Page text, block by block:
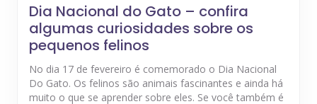
Dia Nacional do Gato – confira
algumas curiosidades sobre os
pequenos felinos
No dia 17 de fevereiro é comemorado o Dia Nacional
Do Gato. Os felinos são animais fascinantes e ainda há
muito o que se aprender sobre eles. Se você também é